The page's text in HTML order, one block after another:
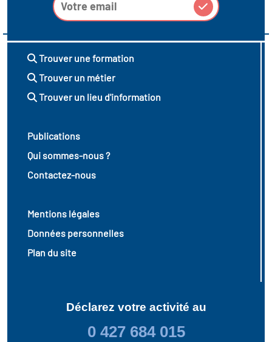
Trouver une formation
Trouver un métier
Trouver un lieu d'information
Publications
Qui sommes-nous ?
Contactez-nous
Mentions légales
Données personnelles
Plan du site
Déclarez votre activité au
0 427 684 015